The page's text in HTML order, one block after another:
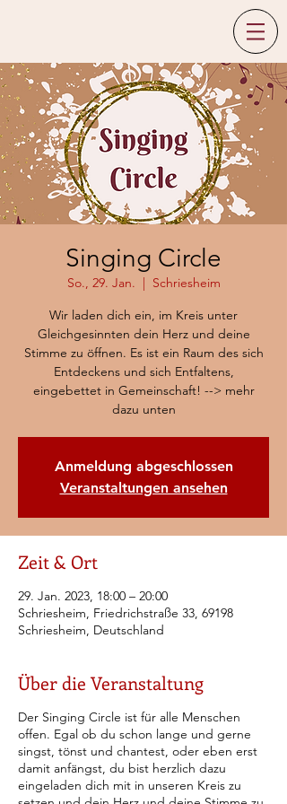
Singing Circle
So., 29. Jan.
  |
Schriesheim
Wir laden dich ein, im Kreis unter
Gleichgesinnten dein Herz und deine
Stimme zu öffnen. Es ist ein Raum des sich
Entdeckens und sich Entfaltens,
eingebettet in Gemeinschaft! --> mehr
dazu unten
Anmeldung abgeschlossen
Veranstaltungen ansehen
Zeit & Ort
29. Jan. 2023, 18:00 – 20:00
Schriesheim, Friedrichstraße 33, 69198
Schriesheim, Deutschland
Über die Veranstaltung
Der Singing Circle ist für alle Menschen
offen. Egal ob du schon lange und gerne
singst, tönst und chantest, oder eben erst
damit anfängst, du bist herzlich dazu
eingeladen dich mit in unseren Kreis zu